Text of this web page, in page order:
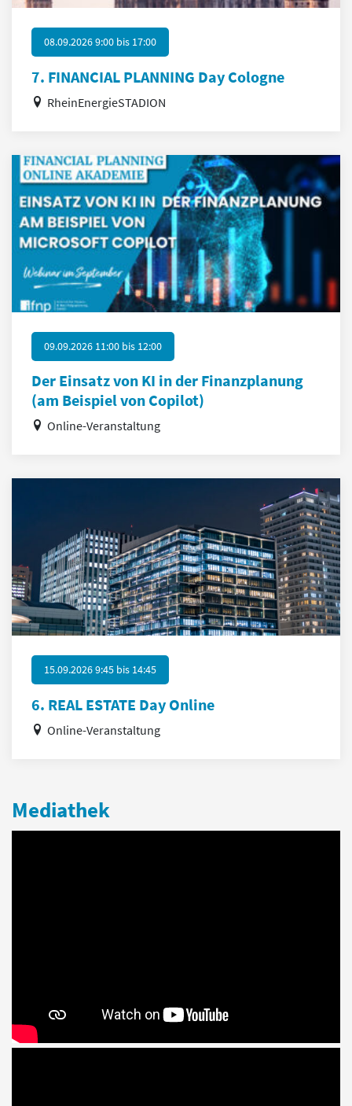
08.09.2026 9:00 bis 17:00
7. FINANCIAL PLANNING Day Cologne
RheinEnergieSTADION
09.09.2026 11:00 bis 12:00
Der Einsatz von KI in der Finanzplanung
(am Beispiel von Copilot)
Online-Veranstaltung
15.09.2026 9:45 bis 14:45
6. REAL ESTATE Day Online
Online-Veranstaltung
Mediathek